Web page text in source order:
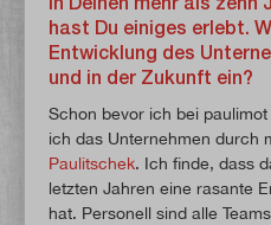
hast Du einiges erlebt.
Entwicklung des
und in der Zukunft ein?
Schon bevor ich bei
ich das Unternehmen durch
Paulitschek. Ich finde, dass
letzten Jahren eine rasante
hat. Personell sind alle